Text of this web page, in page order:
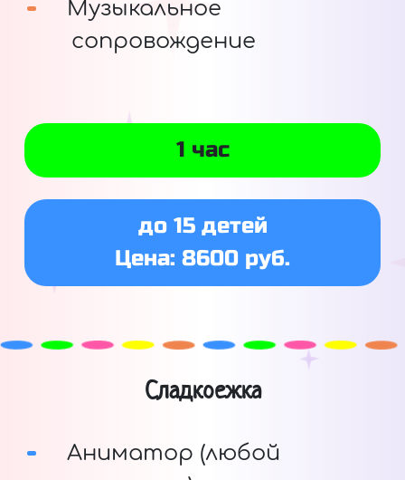
Музыкальное
сопровождение
1 час
до 15 детей
Цена: 8600 руб.
Сладкоежка
Аниматор (любой